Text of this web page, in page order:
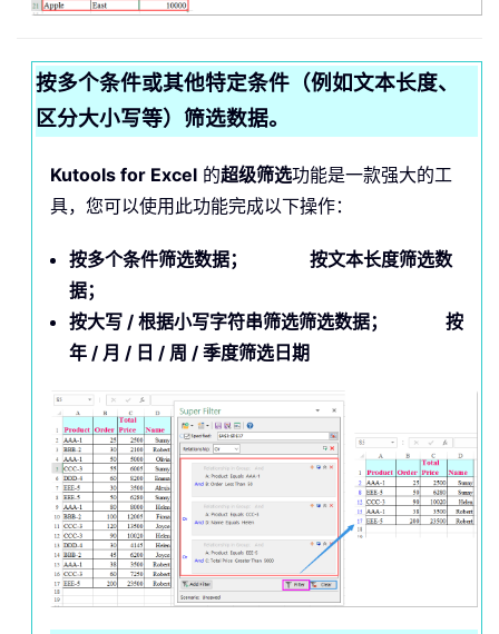
按多个条件或其他特定条件（例如文本长度、
区分大小写等）筛选数据。
Kutools for Excel 的超级筛选功能是一款强大的工
具，您可以使用此功能完成以下操作：
按多个条件筛选数据； 按文本长度筛选数
据；
按大写 / 根据小写字符串筛选筛选数据； 按
年 / 月 / 日 / 周 / 季度筛选日期